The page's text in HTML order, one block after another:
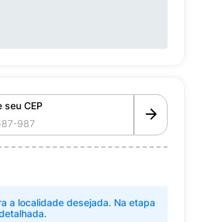
seu CEP
a localidade desejada. Na etapa